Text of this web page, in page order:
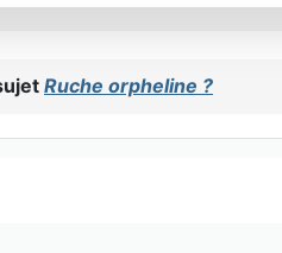
Ruche orpheline ?